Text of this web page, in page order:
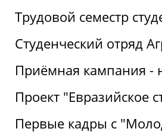
Трудовой семестр
Студенческий отряд
Приёмная кампания -
Проект "Евразийское
Первые кадры с